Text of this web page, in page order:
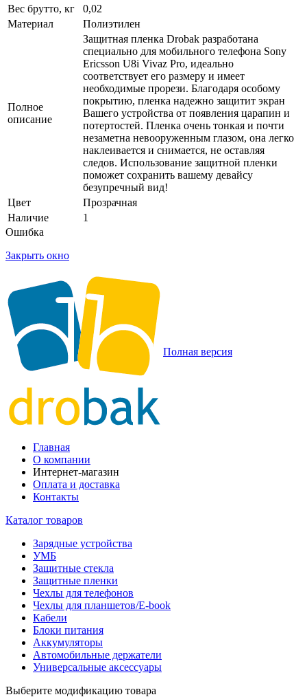
Вес брутто, кг
0,02
Материал
Полиэтилен
Полное
описание
Защитная пленка Drobak разработана
специально для мобильного телефона Sony
Ericsson U8i Vivaz Pro, идеально
соответствует его размеру и имеет
необходимые прорези. Благодаря особому
покрытию, пленка надежно защитит экран
Вашего устройства от появления царапин и
потертостей. Пленка очень тонкая и почти
незаметна невооруженным глазом, она легко
наклеивается и снимается, не оставляя
следов. Использование защитной пленки
поможет сохранить вашему девайсу
безупречный вид!
Цвет
Прозрачная
Наличие
1
Ошибка
Закрыть окно
Полная версия
Главная
О компании
Интернет-магазин
Оплата и доставка
Контакты
Каталог товаров
Зарядные устройства
УМБ
Защитные стекла
Защитные пленки
Чехлы для телефонов
Чехлы для планшетов/E-book
Кабели
Блоки питания
Аккумуляторы
Автомобильные держатели
Универсальные аксессуары
Выберите модификацию товара